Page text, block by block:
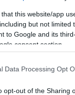
that this website/app
but not limited
to Google and its
consent section.
Data Processing Opt
opt-out of the Sharing
hozni,
ez
miatt.Négy-öt
tempójú
–
majd